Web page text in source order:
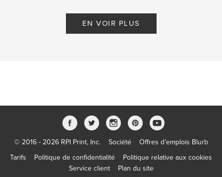
EN VOIR PLUS
© 2016 - 2026 RPI Print, Inc. Société
Offres d’emplois Blurb
Tarifs
Politique de confidentialité
Politique relative aux cookies
Service client
Plan du site